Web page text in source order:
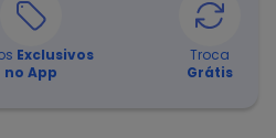
Exclusivos
no App
Troca
Grátis